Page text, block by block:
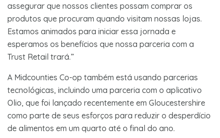
assegurar que nossos clientes possam comprar os
produtos que procuram quando visitam nossas lojas.
Estamos animados para iniciar essa jornada e
esperamos os benefícios que nossa parceria com a
Trust Retail trará.”
A Midcounties Co-op também está usando parcerias
tecnológicas, incluindo uma parceria com o aplicativo
Olio, que foi lançado recentemente em Gloucestershire
como parte de seus esforços para reduzir o desperdício
de alimentos em um quarto até o final do ano.